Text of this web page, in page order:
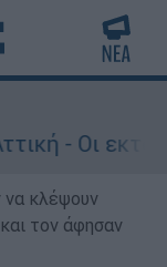
- Οι
να κλέψουν
τον άφησαν